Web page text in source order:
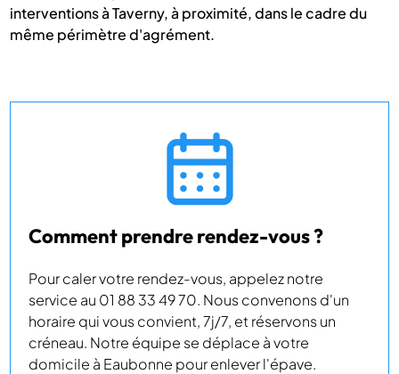
interventions à Taverny, à proximité, dans le cadre du
même périmètre d'agrément.
Comment prendre rendez-vous ?
Pour caler votre rendez-vous, appelez notre
service au 01 88 33 49 70. Nous convenons d'un
horaire qui vous convient, 7j/7, et réservons un
créneau. Notre équipe se déplace à votre
domicile à Eaubonne pour enlever l'épave.